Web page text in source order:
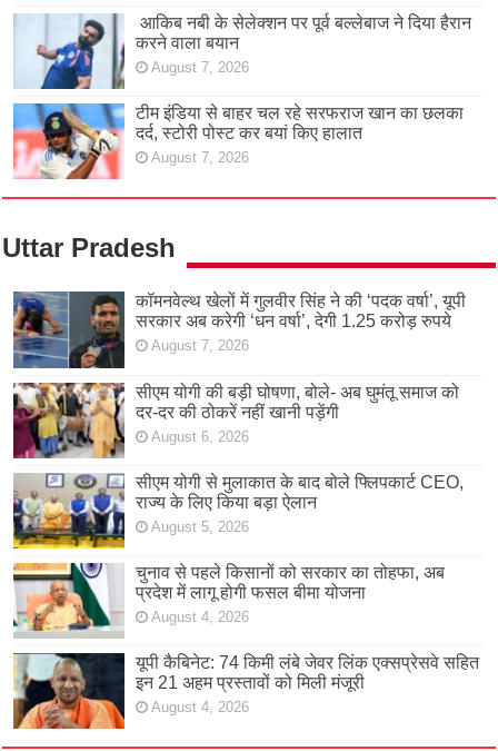
आकिब नबी के सेलेक्शन पर पूर्व बल्लेबाज ने दिया हैरान
करने वाला बयान
August 7, 2026
टीम इंडिया से बाहर चल रहे सरफराज खान का छलका
दर्द, स्टोरी पोस्ट कर बयां किए हालात
August 7, 2026
Uttar Pradesh
कॉमनवेल्थ खेलों में गुलवीर सिंह ने की ‘पदक वर्षा’, यूपी
सरकार अब करेगी ‘धन वर्षा’, देगी 1.25 करोड़ रुपये
August 7, 2026
सीएम योगी की बड़ी घोषणा, बोले- अब घुमंतू समाज को
दर-दर की ठोकरें नहीं खानी पड़ेंगी
August 6, 2026
सीएम योगी से मुलाकात के बाद बोले फ्लिपकार्ट CEO,
राज्य के लिए किया बड़ा ऐलान
August 5, 2026
चुनाव से पहले किसानों को सरकार का तोहफा, अब
प्रदेश में लागू होगी फसल बीमा योजना
August 4, 2026
यूपी कैबिनेट: 74 किमी लंबे जेवर लिंक एक्सप्रेसवे सहित
इन 21 अहम प्रस्तावों को मिली मंजूरी
August 4, 2026